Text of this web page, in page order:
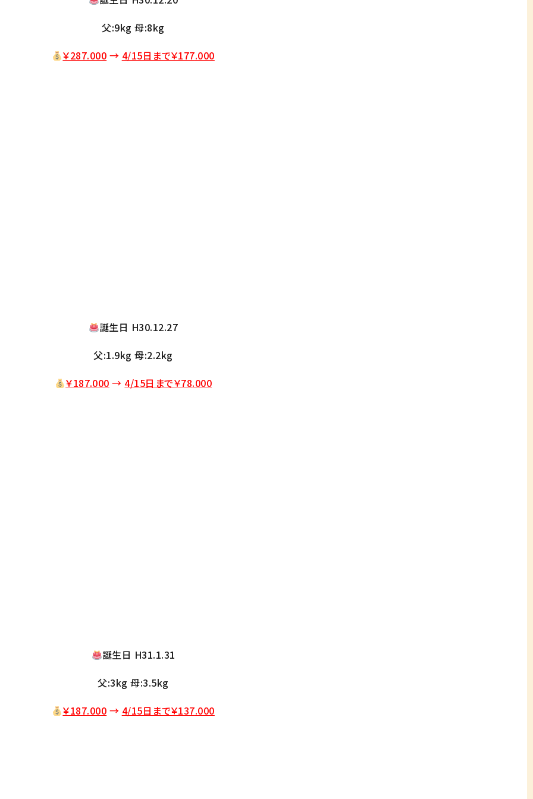
父:9kg 母:8kg
￥287.000 → 4/15日まで￥177.000
誕生日 H30.12.27
父:1.9kg 母:2.2kg
￥187.000 → 4/15日まで￥78.000
誕生日 H31.1.31
父:3kg 母:3.5kg
￥187.000 → 4/15日まで￥137.000